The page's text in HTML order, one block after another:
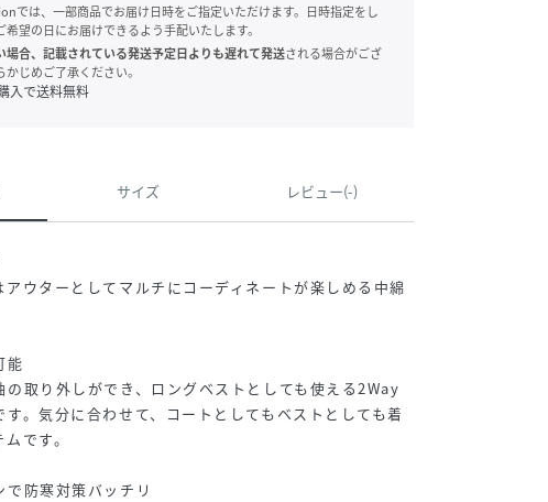
では、一部商品でお届け日時をご指定いただけます。日時指定をし
望の日にお届けできるよう手配いたします。
合、記載されている発送予定日よりも遅れて発送される場合がござ
じめご了承ください。
入で送料無料
サイズ レビュー(-)
ウターとしてマルチにコーディネートが楽しめる中綿
能
の取り外しができ、ロングベストとしても使える2Way
。気分に合わせて、コートとしてもベストとしても着
です。
防寒対策バッチリ